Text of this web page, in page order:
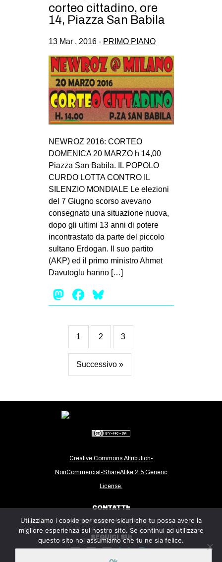
corteo cittadino, ore
14, Piazza San Babila
13 Mar , 2016 - PRIMO PIANO
NEWROZ 2016: CORTEO
DOMENICA 20 MARZO h 14,00
Piazza San Babila. IL POPOLO
CURDO LOTTA CONTRO IL
SILENZIO MONDIALE Le elezioni
del 7 Giugno scorso avevano
consegnato una situazione nuova,
dopo gli ultimi 13 anni di potere
incontrastato da parte del piccolo
sultano Erdogan. Il suo partito
(AKP) ed il primo ministro Ahmet
Davutoglu hanno […]
Mastodon
Facebook
1 2 3
Successivo »
Creative Commons Attribution-
NonCommercial-ShareAlike 2.5 Generic
License.
CONTATTI:
milanoinmovimento@gmail.com
SEGUICI SU:
Utilizziamo i cookie per essere sicuri che tu possa avere la
migliore esperienza sul nostro sito. Se continui ad utilizzare
questo sito noi assumiamo che tu ne sia felice.